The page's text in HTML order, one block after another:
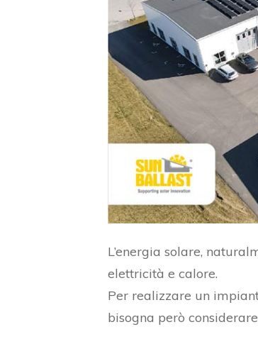
L’energia solare,
elettricità e calore.
Per realizzare un
bisogna però